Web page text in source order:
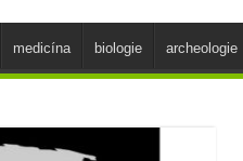
medicína biologie archeologie